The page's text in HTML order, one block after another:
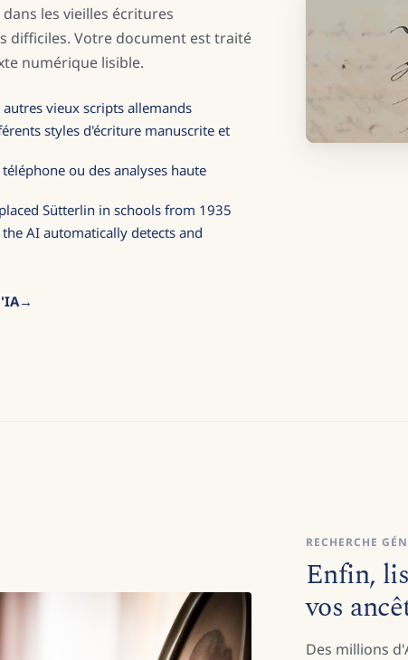
les vieilles écritures
difficiles. Votre document est traité
numérique lisible.
vieux scripts allemands
styles d'écriture manuscrite et
ou des analyses haute
Sütterlin in schools from 1935
AI automatically detects and
RECHERCHE
Enfin,
vos
Des millions